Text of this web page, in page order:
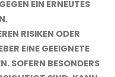
EIN ERNEUTES
RISIKEN ODER
EINE GEEIGNETE
SOFERN BESONDERS R